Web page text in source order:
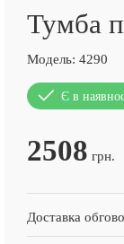
Тумба
Модель: 4290
Є в
2508 грн.
Доставка